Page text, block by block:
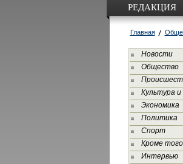
РЕДАКЦИЯ
Главная
Новости
Общество
Культура и
Экономика
Политика
Спорт
Кроме того
Интервью